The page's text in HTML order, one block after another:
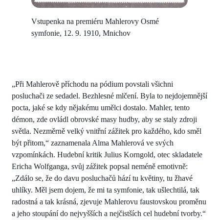
Vstupenka na premiéru Mahlerovy Osmé
symfonie, 12. 9. 1910, Mnichov
„Při Mahlerově příchodu na pódium povstali všichni
posluchači ze sedadel. Bezhlesné mlčení. Byla to nejdojemnější
pocta, jaké se kdy nějakému umělci dostalo. Mahler, tento
démon, zde ovládl obrovské masy hudby, aby se staly zdroji
světla. Nezměrně velký vnitřní zážitek pro každého, kdo směl
být přitom,“ zaznamenala Alma Mahlerová ve svých
vzpomínkách. Hudební kritik Julius Korngold, otec skladatele
Ericha Wolfganga, svůj zážitek popsal neméně emotivně:
„Zdálo se, že do davu posluchačů hází tu květiny, tu žhavé
uhlíky. Měl jsem dojem, že mi ta symfonie, tak ušlechtilá, tak
radostná a tak krásná, zjevuje Mahlerovu faustovskou proměnu
a jeho stoupání do nejvyšších a nejčistších cel hudební tvorby.“